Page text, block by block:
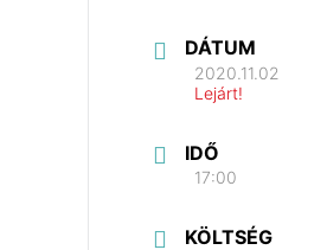
DÁTUM
2020.11.02
Lejárt!
IDŐ
17:00
KÖLTSÉG